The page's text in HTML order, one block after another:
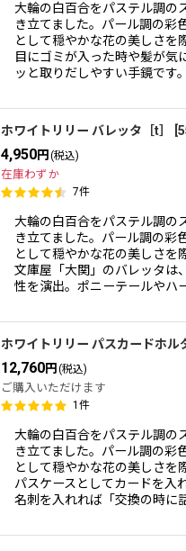
大輪の白百合をパステル調の
き立てました。パール調の彩
として穏やかな花の美しさを
目にゴミが入った時や髪が気
ッと取りだしやすい手鏡です
ホワイトリリー バレッタ［t］
4,950円 (税込)
在庫わずか
7件
大輪の白百合をパステル調の
き立てました。パール調の彩
として穏やかな花の美しさを
文庫屋「大関」のバレッタは
性を演出。ポニーテールやハ
ホワイトリリー パスカードホル
12,760円 (税込)
ご購入いただけます
1 件
大輪の白百合をパステル調の
き立てました。パール調の彩
として穏やかな花の美しさを
パスケースとしてカードを入
名刺を入れれば「交換の時に